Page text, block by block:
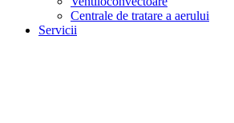
Centrale de tratare a aerului
Servicii